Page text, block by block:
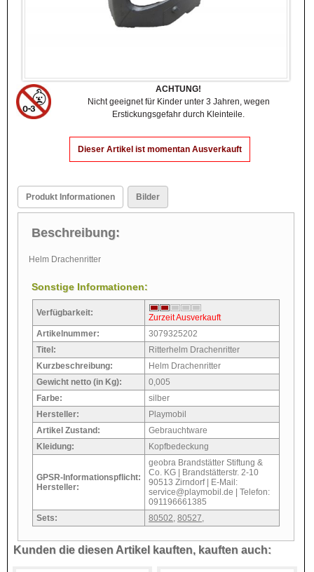
ACHTUNG!
Nicht geeignet für Kinder unter 3 Jahren, wegen
Erstickungsgefahr durch Kleinteile.
Dieser Artikel ist momentan Ausverkauft
Produkt Informationen Bilder
Beschreibung:
Helm Drachenritter
Sonstige Informationen:
Verfügbarkeit:
Zurzeit Ausverkauft
Artikelnummer:
3079325202
Titel:
Ritterhelm Drachenritter
Kurzbeschreibung:
Helm Drachenritter
Gewicht netto (in Kg):
0,005
Farbe:
silber
Hersteller:
Playmobil
Artikel Zustand:
Gebrauchtware
Kleidung:
Kopfbedeckung
GPSR-Informationspflicht:
Hersteller:
geobra Brandstätter Stiftung &
Co. KG | Brandstätterstr. 2-10
90513 Zirndorf | E-Mail:
service@playmobil.de | Telefon:
091196661385
Sets:
80502 80527
Kunden die diesen Artikel kauften, kauften auch: